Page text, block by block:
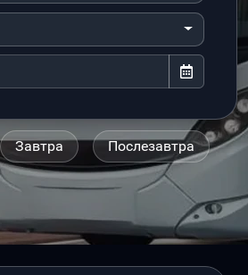
Завтра Послезавтра